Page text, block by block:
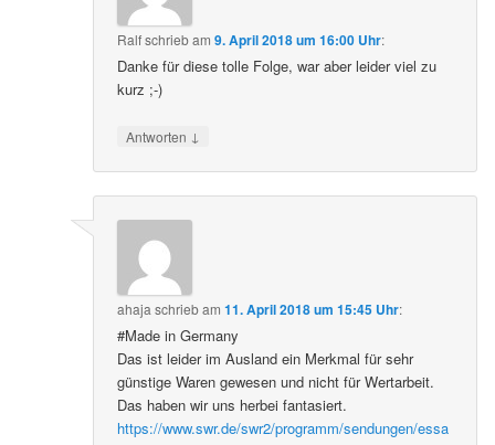
Ralfschriebam9. April 2018 um 16:00 Uhr:
Danke für diese tolle Folge, war aber leider viel zu
kurz ;-)
Antworten ↓
ahaja schriebam11. April 2018 um 15:45 Uhr:
#Made in Germany
Das ist leider im Ausland ein Merkmal für sehr
günstige Waren gewesen und nicht für Wertarbeit.
Das haben wir uns herbei fantasiert.
https://www.swr.de/swr2/programm/sendungen/essa